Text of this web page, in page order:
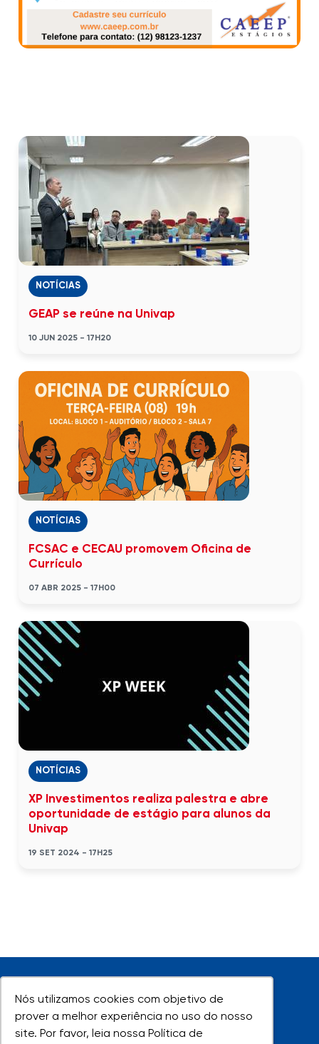
Nós utilizamos cookies com objetivo de
prover a melhor experiência no uso do nosso
site. Por favor, leia nossa Política de
Nós utilizamos cookies com objetivo de
prover a melhor experiência no uso do nosso
site. Por favor, leia nossa Política de
NOTÍCIAS
GEAP se reúne na Univap
10 JUN 2025 - 17H20
NOTÍCIAS
FCSAC e CECAU promovem Oficina de
Currículo
07 ABR 2025 - 17H00
NOTÍCIAS
XP Investimentos realiza palestra e abre
oportunidade de estágio para alunos da
Univap
19 SET 2024 - 17H25
UNIVAP - Todos os direitos reservados